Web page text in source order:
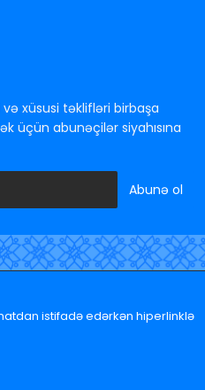
xüsusi təklifləri birbaşa
üçün abunəçilər siyahısına
Abunə ol
istifadə edərkən hiperlinklə